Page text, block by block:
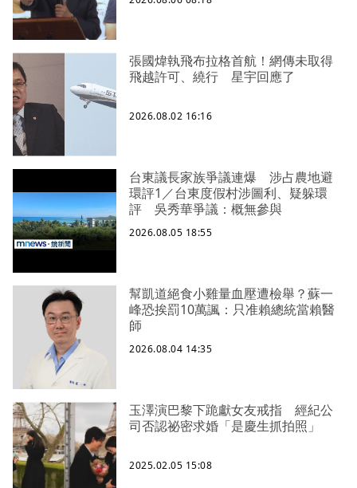
張國煒執飛布拉格首航！網傳未取得
飛越許可、繞行 星宇回應了
2026.08.02 16:16
台東議長家族爭議連爆 涉占農地避
環評1／台東度假村涉圖利、疑躲環
評 吳秀華爭議：概無參與
2026.08.05 18:55
幫凱道絕食小雞量血壓遭檢舉？蘇一
峰恐挨罰10萬諷：只准賴總統當賴醫
師
2026.08.04 14:35
玉澤演巴黎下跪獻女友戒指 經紀公
司否認祕密求婚「是慶生抓拍照」
2025.02.05 15:08